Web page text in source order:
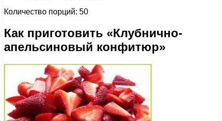
Количество порций: 50
Как приготовить «Клубнично-
апельсиновый конфитюр»